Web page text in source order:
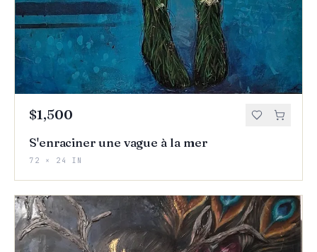
$1,500
S'enraciner une vague à la mer
72 × 24 IN